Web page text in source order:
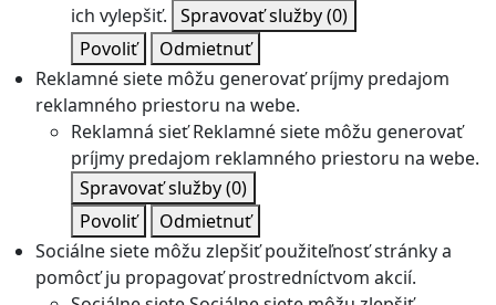
ich vylepšiť. Spravovať služby(0)
Povoliť
Odmietnuť
Reklamné siete môžu generovať príjmy predajom
reklamného priestoru na webe.
Reklamná sieť Reklamné siete môžu generovať
príjmy predajom reklamného priestoru na webe.
Spravovať služby(0)
Povoliť
Odmietnuť
Sociálne siete môžu zlepšiť použiteľnosť stránky a
pomôcť ju propagovať prostredníctvom akcií.